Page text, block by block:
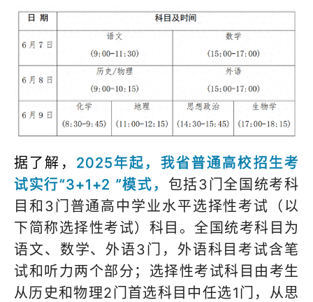
据了解， 2025年起，我省普通高校招生考
试实行“3+1+2 ”模式， 包括3门全国统考科
目和3门普通高中学业水平选择性考试（以
下简称选择性考试）科目。全国统考科目为
语文、数学、外语3门，外语科目考试含笔
试和听力两个部分；选择性考试科目由考生
从历史和物理2门首选科目中任选1门，从思